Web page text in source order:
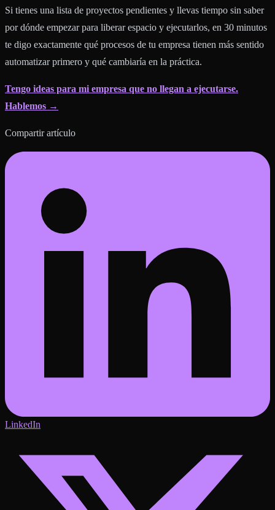
Si tienes una lista de proyectos pendientes y llevas tiempo sin saber
por dónde empezar para liberar espacio y ejecutarlos, en 30 minutos
te digo exactamente qué procesos de tu empresa tienen más sentido
automatizar primero y qué cambiaría en la práctica.
Tengo ideas para mi empresa que no llegan a ejecutarse.
Hablemos →
Compartir artículo
LinkedIn